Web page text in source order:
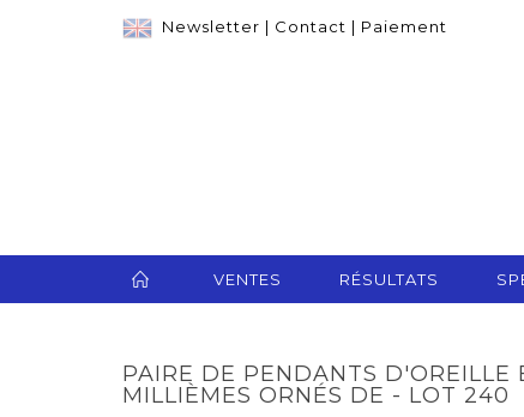
Newsletter | Contact | Paiement
VENTES RÉSULTATS
PAIRE DE PENDANTS D'OREILLE
MILLIÈMES ORNÉS DE - LOT 240